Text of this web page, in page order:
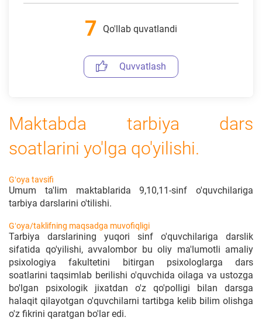
Maktabda tarbiya dars
soatlarini yo'lga qo'yilishi.
Gʻoya tavsifi
Umum ta'lim maktablarida 9,10,11-sinf o'quvchilariga
tarbiya darslarini o'tilishi.
Gʻoya/taklifning maqsadga muvofiqligi
Tarbiya darslarining yuqori sinf o'quvchilariga darslik
sifatida qo'yilishi, avvalombor bu oliy ma'lumotli amaliy
psixologiya fakultetini bitirgan psixologlarga dars
soatlarini taqsimlab berilishi o'quvchida oilaga va ustozga
bo'lgan psixologik jixatdan o'z qo'polligi bilan darsga
halaqit qilayotgan o'quvchilarni tartibga kelib bilim olishga
o'z fikrini qaratgan bo'lar edi.
7 Qo'llab quvatlandi
Quvvatlash